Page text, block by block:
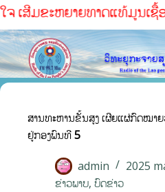
ເສີມຂະຫຍາຍທາດແທ້ມູນເຊື້ອ
ສານທະຫານຂັ້ນສູງ ເຜີຍແຜ່ກົດໝາ
ຢູ່ກອງພົນທີ 5
admin
2025
ຂ່າວພາບ, ບົດຂ່າວ